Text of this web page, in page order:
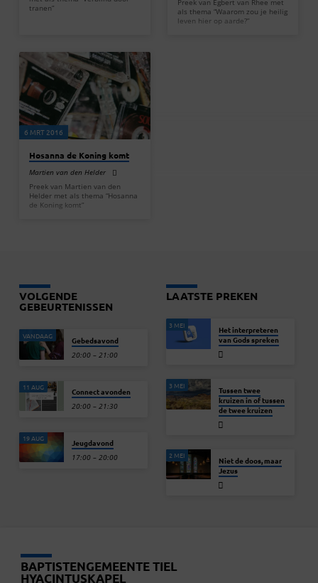
tranen”
Preek van Egbert van Rhee met
als thema “Waarom zou je heilig
leven hier op aarde?”
6 MRT 2016
Hosanna de Koning komt
Martien van den Helder
Preek van Martien van den
Helder met als thema “Hosanna
de Koning komt”
VOLGENDE
GEBEURTENISSEN
VANDAAG Gebedsavond
20:00 – 21:00
11 AUG Connect avonden
20:00 – 21:30
19 AUG Jeugdavond
17:00 – 20:00
LAATSTE PREKEN
3 MEI
Het interpreteren
van Gods spreken
3 MEI
Tussen twee
kruizen in of tussen
de twee kruizen
2 MEI
Niet de doos, maar
Jezus
BAPTISTENGEMEENTE TIEL
HYACINTUSKAPEL